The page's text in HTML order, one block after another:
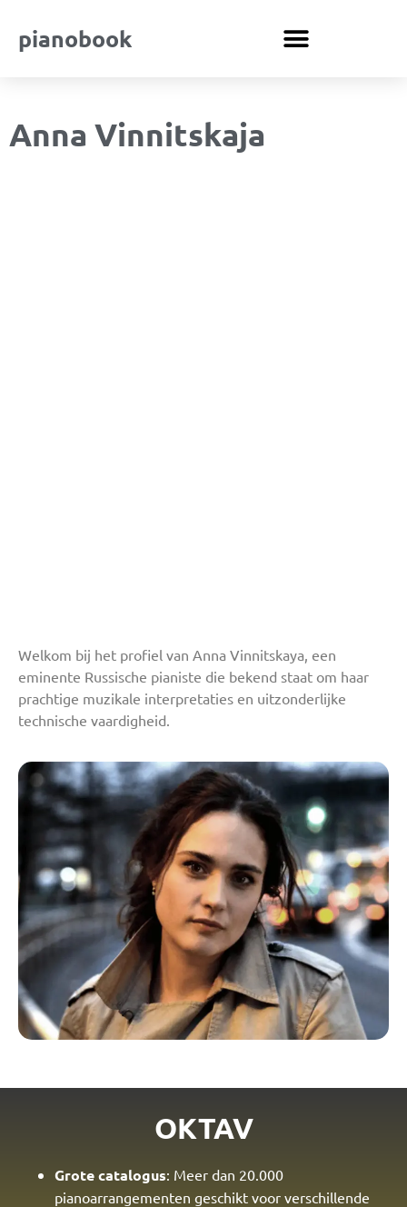
pianobook
Anna Vinnitskaja
Welkom bij het profiel van Anna Vinnitskaya, een
eminente Russische pianiste die bekend staat om haar
prachtige muzikale interpretaties en uitzonderlijke
technische vaardigheid.
OKTAV
Grote catalogus: Meer dan 20.000
pianoarrangementen geschikt voor verschillende